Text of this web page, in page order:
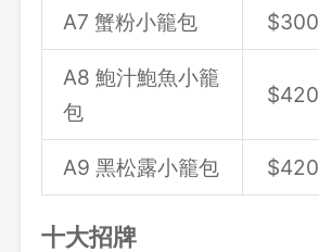
A7 蟹粉小籠包 $300
A8 鮑汁鮑魚小籠
包
$420
A9 黑松露小籠包 $420
十大招牌